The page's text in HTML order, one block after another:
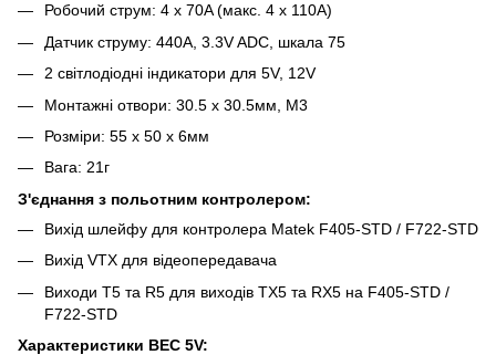
Робочий струм: 4 x 70A (макс. 4 x 110A)
Датчик струму: 440А, 3.3V ADC, шкала 75
2 світлодіодні індикатори для 5V, 12V
Монтажні отвори: 30.5 х 30.5мм, М3
Розміри: 55 х 50 х 6мм
Вага: 21г
З'єднання з польотним контролером:
Вихід шлейфу для контролера Matek F405-STD / F722-STD
Вихід VTX для відеопередавача
Виходи T5 та R5 для виходів TX5 та RX5 на F405-STD /
F722-STD
Характеристики BEC 5V: